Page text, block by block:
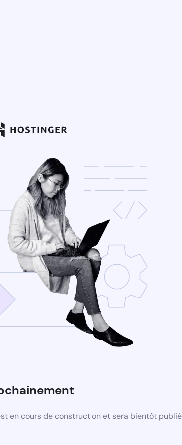
en cours de construction et sera bientôt publié